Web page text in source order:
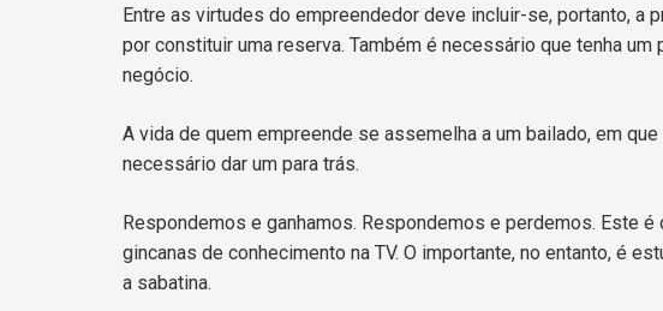
Entre as virtudes do empreendedor deve incluir-se, portanto, a
por constituir uma reserva. Também é necessário que tenha
negócio.
A vida de quem empreende se assemelha a um bailado, em
necessário dar um para trás.
Respondemos e ganhamos. Respondemos e perdemos. Este
gincanas de conhecimento na TV. O importante, no entanto, é
a sabatina.